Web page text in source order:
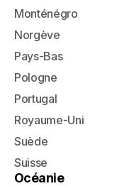
Monténégro
Norgève
Pays-Bas
Pologne
Portugal
Royaume-Uni
Suède
Suisse
Océanie